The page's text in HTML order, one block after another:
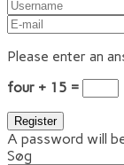
Please enter an
four + 15 =
A password will
Søg